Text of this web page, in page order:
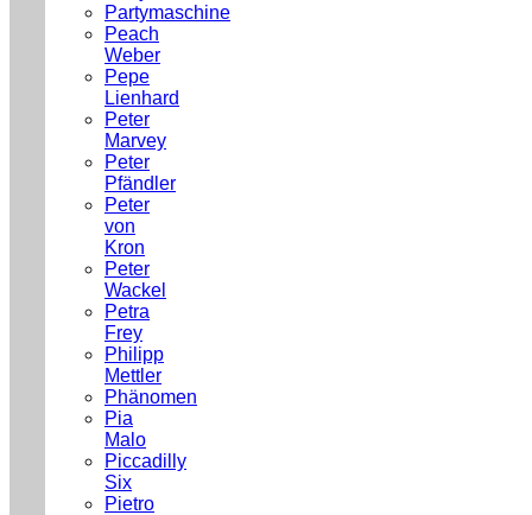
Partymaschine
Peach
Weber
Pepe
Lienhard
Peter
Marvey
Peter
Pfändler
Peter
von
Kron
Peter
Wackel
Petra
Frey
Philipp
Mettler
Phänomen
Pia
Malo
Piccadilly
Six
Pietro